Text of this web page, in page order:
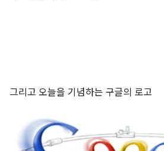
그리고 오늘을 기념하는 구글의 로고